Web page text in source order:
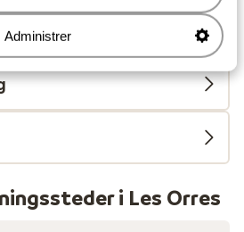
Administrer
i Les Orres